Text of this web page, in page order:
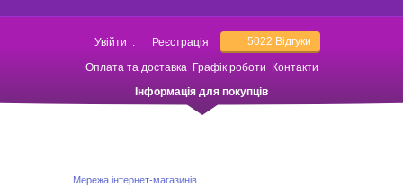
Увійти : Реєстрація 5022 Відгуки
Оплата та доставка Графік роботи
Контакти
Інформація для покупців
Мережа інтернет-магазинів